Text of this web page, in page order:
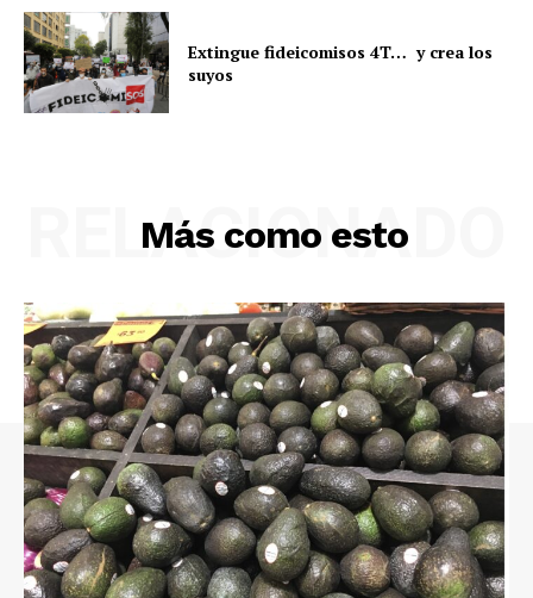
Extingue fideicomisos 4T… y crea los
suyos
Más como esto
RELACIONADO